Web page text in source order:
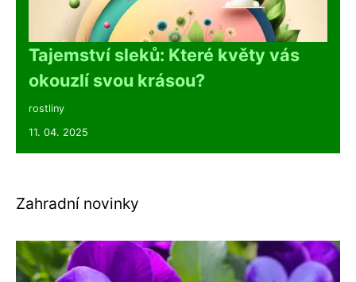
Tajemství sleků: Které květy vás
okouzlí svou krásou?
rostliny
11. 04. 2025
Zahradní novinky